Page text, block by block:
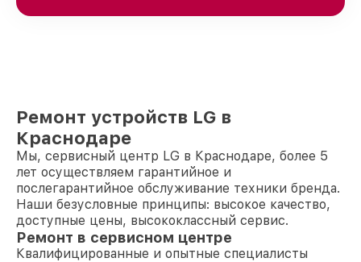
Ремонт устройств LG в
Краснодаре
Мы, сервисный центр LG в Краснодаре, более 5
лет осуществляем гарантийное и
послегарантийное обслуживание техники бренда.
Наши безусловные принципы: высокое качество,
доступные цены, высококлассный сервис.
Ремонт в сервисном центре
Квалифицированные и опытные специалисты